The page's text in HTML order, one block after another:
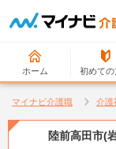
ホーム 初めての
マイナビ介護職 介護
陸前高田市(